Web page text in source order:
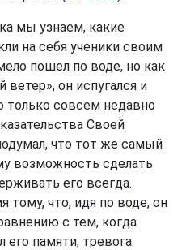
мы узнаем, какие
на себя ученики своим
пошел по воде, но как
ветер», он испугался и
только совсем недавно
Своей
что тот же самый
возможность сделать
его всегда.
тому, что, идя по воде, он
с тем, когда
его памяти; тревога